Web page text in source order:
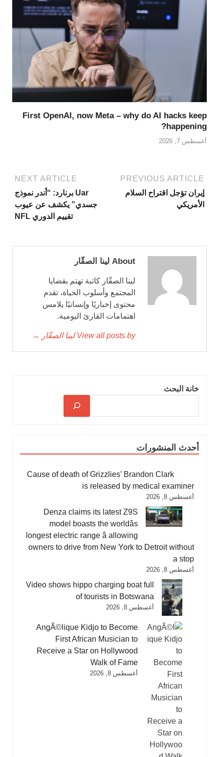
First OpenAI, now Meta – why do AI hacks keep
happening?
أغسطس 7, 2026
PREVIOUS ARTICLE
إيران تؤجل اقتراح السلام
الأمريكي
NEXT ARTICLE
Uar برنارد: “أندر نموذج
جسدي” يكشف عن عيوب
تقييم الدوري NFL
About لينا الصقّار
لينا الصقّار كاتبة تهتم بقضايا
المجتمع وأسلوب الحياة، تقدم
محتوى إخباريًا وإنسانيًا يلامس
اهتمامات القارئ اليومية.
View all posts by لينا الصقّار →
خانة البحث
أحدث المنشورات
Cause of death of Grizzlies’ Brandon Clark
is released by medical examiner
أغسطس 8, 2026
Denza claims its latest Z9S
model boasts the worldâs
longest electric range â allowing
owners to drive from New York to Detroit without
a stop
أغسطس 8, 2026
Video shows hippo charging boat full
of tourists in Botswana
أغسطس 8, 2026
AngÃ©lique Kidjo to Become
First African Musician to
Receive a Star on Hollywood
Walk of Fame
أغسطس 8, 2026